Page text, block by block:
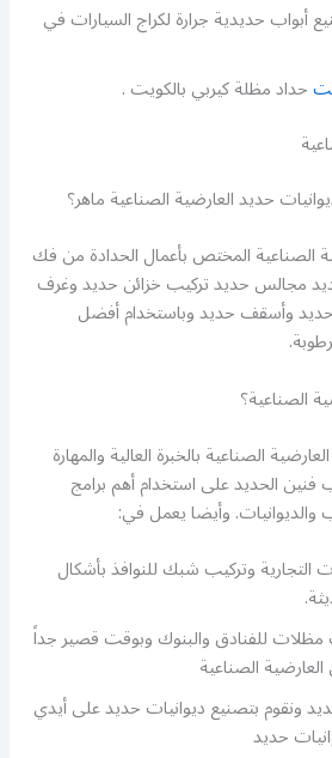
أبواب حديدية جرارة لكراج السيارات في
حداد مظلة كيربي بالكويت .
حديد العارضية الصناعية ماهر؟
الصناعية المختص بأعمال الحدادة من فك
مجالس حديد تركيب خزائن حديد وغرف
وأسقف حديد وباستخدام أفضل
الصناعية؟
الصناعية بالخبرة العالية والمهارة
فنين الحديد على استخدام أهم برامج
والديوانيات. وأيضا يعمل في:
وتركيب شبك للنوافذ بأشكال
للفنادق والبنوك وبوقت قصير جداً
الصناعية
ونقوم بتصنيع ديوانيات حديد على أيدي
حديد